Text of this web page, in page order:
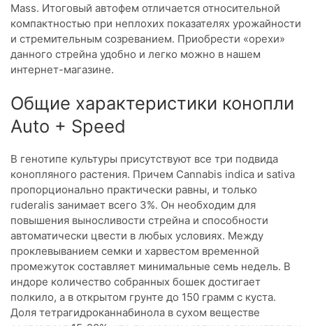
Mass. Итоговый автофем отличается относительной
компактностью при неплохих показателях урожайности
и стремительным созреванием. Приобрести «орехи»
данного стрейна удобно и легко можно в нашем
интернет-магазине.
Общие характеристики конопли
Auto + Speed
В генотипе культуры присутствуют все три подвида
конопляного растения. Причем Cannabis indica и sativa
пропорционально практически равны, и только
ruderalis занимает всего 3%. Он необходим для
повышения выносливости стрейна и способности
автоматически цвести в любых условиях. Между
проклевыванием семки и харвестом временной
промежуток составляет минимальные семь недель. В
индоре количество собранных бошек достигает
полкило, а в открытом грунте до 150 грамм с куста.
Доля тетрагидроканнабинола в сухом веществе